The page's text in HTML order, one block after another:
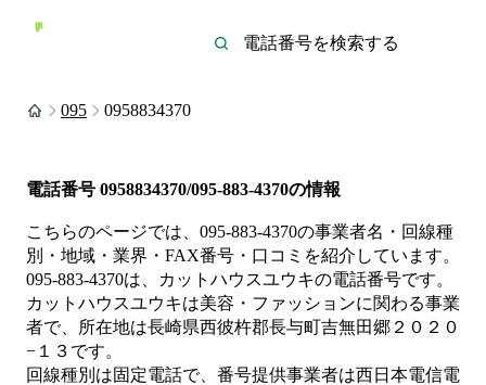
095 0958834370
電話番号 0958834370/095-883-4370の情報
こちらのページでは、 095-883-4370の事業者名・回線種
別・地域・業界・FAX番号・口コミを紹介しています。
095-883-4370は、 カットハウスユウキの電話番号です。
カットハウスユウキは美容・ファッションに関わる事業
者で、所在地は長崎県西彼杵郡長与町吉無田郷２０２０
−１３ です。
回線種別は固定電話で、番号提供事業者は西日本電信電